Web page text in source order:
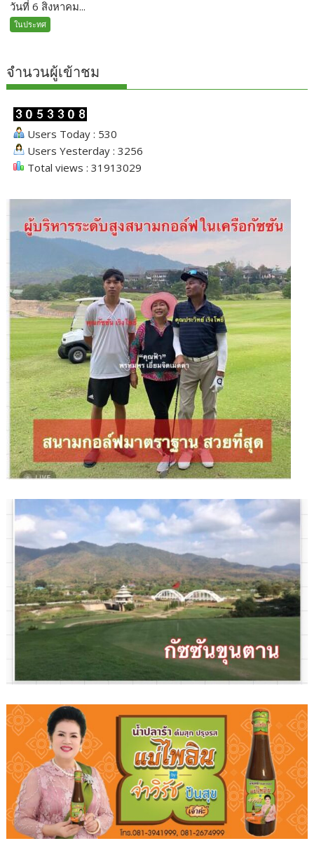
วันที่ 6 สิงหาคม...
ในประทศ
จำนวนผู้เข้าชม
Users Today : 530
Users Yesterday : 3256
Total views : 31913029